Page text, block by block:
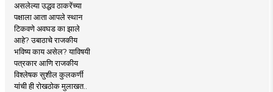
असलेल्या उद्धव ठाकरेंच्या
पक्षाला आता आपले स्थान
टिकवणे अवघड का झाले
आहे? उबाठाचे राजकीय
भविष्य काय असेल? याविषयी
पत्रकार आणि राजकीय
विश्लेषक सुशील कुलकर्णी
यांची ही रोखठोक मुलाखत..